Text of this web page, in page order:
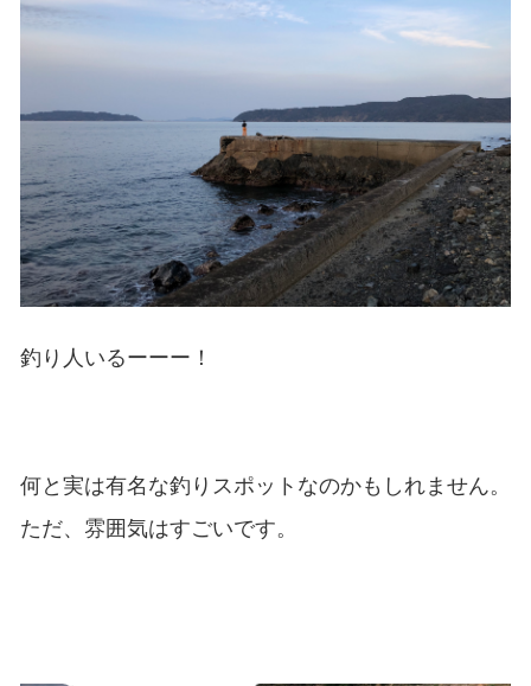
釣り人いるーーー！
何と実は有名な釣りスポットなのかもしれません。
ただ、雰囲気はすごいです。